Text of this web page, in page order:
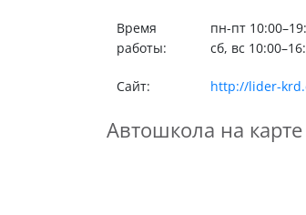
Время
работы:
пн-пт
сб, вс
Сайт: http://lider-
Автошкола на карте